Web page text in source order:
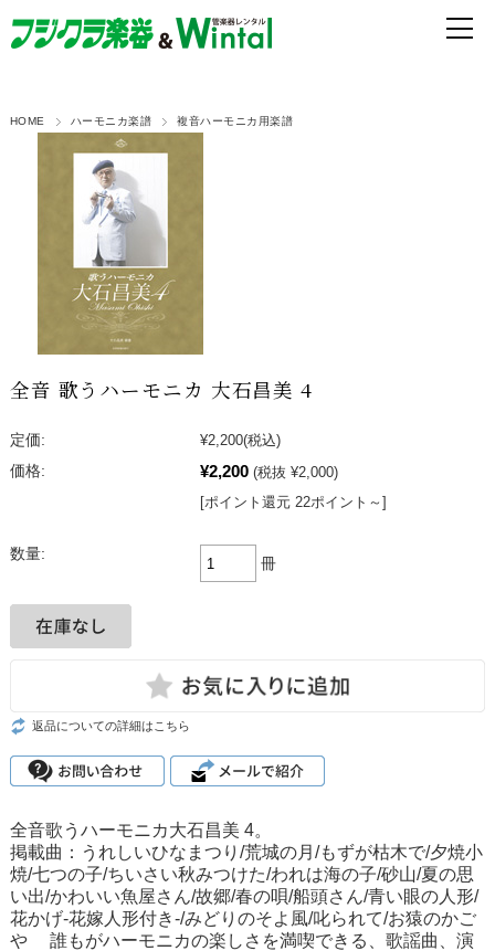
HOME ハーモニカ楽譜 複音ハーモニカ用楽譜
全音 歌うハーモニカ 大石昌美 4
定価: ¥2,200(税込)
価格:
¥2,200 (税抜 ¥2,000)
[ポイント還元 22ポイント～]
数量:
冊
返品についての詳細はこちら
全音歌うハーモニカ大石昌美 4。
掲載曲：うれしいひなまつり/荒城の月/もずが枯木で/夕焼小
焼/七つの子/ちいさい秋みつけた/われは海の子/砂山/夏の思
い出/かわいい魚屋さん/故郷/春の唄/船頭さん/青い眼の人形/
花かげ-花嫁人形付き-/みどりのそよ風/叱られて/お猿のかご
や 誰もがハーモニカの楽しさを満喫できる、歌謡曲、演